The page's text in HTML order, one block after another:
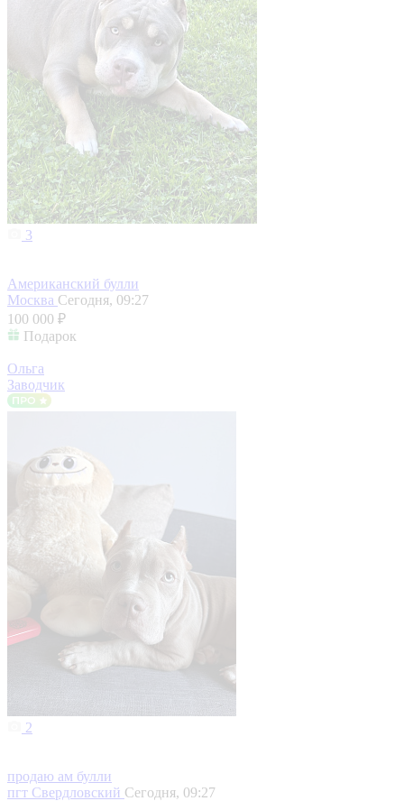
3
Американский булли
Москва Сегодня, 09:27
100 000 ₽
Подарок
Ольга
Заводчик
2
продаю ам булли
пгт Свердловский Сегодня, 09:27